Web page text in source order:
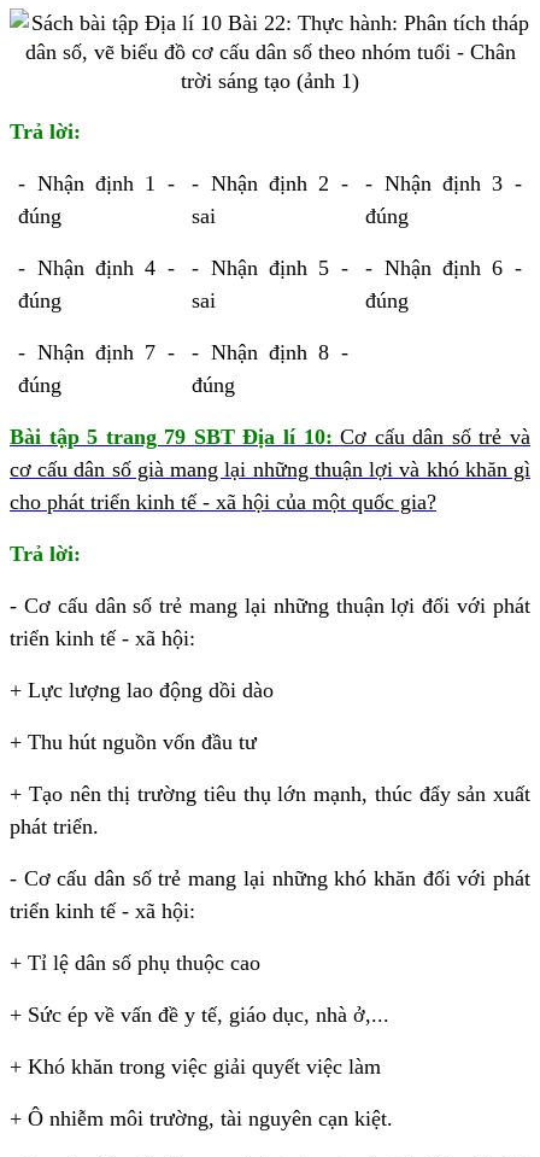
Trả lời:
- Nhận định 1 -
đúng
- Nhận định 2 -
sai
- Nhận định 3 -
đúng
- Nhận định 4 -
đúng
- Nhận định 5 -
sai
- Nhận định 6 -
đúng
- Nhận định 7 -
đúng
- Nhận định 8 -
đúng
Bài tập 5 trang 79 SBT Địa lí 10:Cơ cấu dân số trẻ và
cơ cấu dân số già mang lại những thuận lợi và khó khăn gì
cho phát triển kinh tế - xã hội của một quốc gia?
Trả lời:
- Cơ cấu dân số trẻ mang lại những thuận lợi đối với phát
triển kinh tế - xã hội:
+ Lực lượng lao động dồi dào
+ Thu hút nguồn vốn đầu tư
+ Tạo nên thị trường tiêu thụ lớn mạnh, thúc đẩy sản xuất
phát triển.
- Cơ cấu dân số trẻ mang lại những khó khăn đối với phát
triển kinh tế - xã hội:
+ Tỉ lệ dân số phụ thuộc cao
+ Sức ép về vấn đề y tế, giáo dục, nhà ở,...
+ Khó khăn trong việc giải quyết việc làm
+ Ô nhiễm môi trường, tài nguyên cạn kiệt.